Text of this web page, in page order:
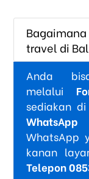
travel di
Anda
melalui
sediakan
WhatsApp
WhatsApp
kanan
Telepon